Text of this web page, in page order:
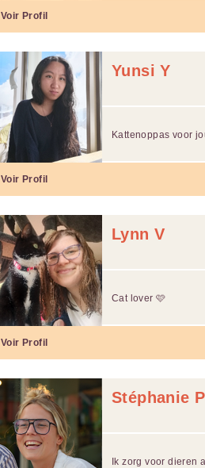
Voir Profil
Yunsi Y
Kattenoppas voor
Voir Profil
Lynn V
Cat lover 🩷
Voir Profil
Stéphanie P
Ik zorg voor dieren